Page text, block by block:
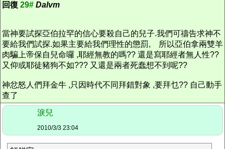
回復 29# Dalvm
當神要試探亞伯拉罕的信心要殺自己的兒子.我們可禱告求神不
要給我們試探.如果主要給我們理性的懲罰, 所以亞伯拿兩雙羊
肉騙上帝保自兒命囉 ,耶經無教的嗎?? 還是寫耶經者無人性??
又仰或耶徒豬狗不如??? 又還是兩者死蠢想不到呢??
神忿怒人們拜金牛 ,只因時代不同拜錯對象 ,要拜乜?? 自己動手
查了
淚兒
2010/3/3 23:04